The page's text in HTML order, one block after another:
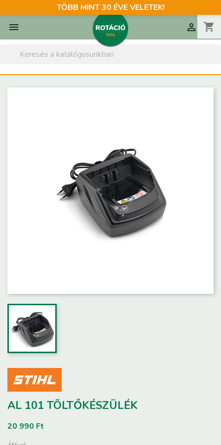
TÖBB MINT 30 ÉVE VELETEK!
 shopping_cart

AL 101 TÖLTŐKÉSZÜLÉK
20 990 Ft